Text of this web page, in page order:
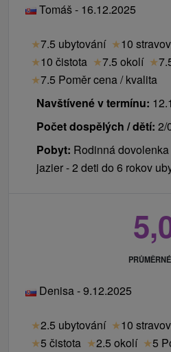
Tomáš - 16.12.2025
★7.5 ubytování ★10
★10 čistota ★7.5 okolí ★
★7.5 Poměr cena / kvalita
Navštívené v termínu:
Počet dospělých / dětí: 2/
Pobyt: Rodinná
jazier - 2 deti do 6 rokov
PRŮMĚRNÉ
Denisa - 9.12.2025
★2.5 ubytování ★10
★5 čistota ★2.5 okolí ★5